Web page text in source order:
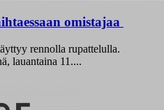
omistajaa
rennolla rupattelulla.
lauantaina 11....